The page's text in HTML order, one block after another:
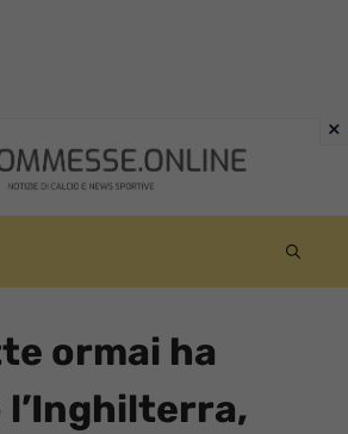
ormai ha